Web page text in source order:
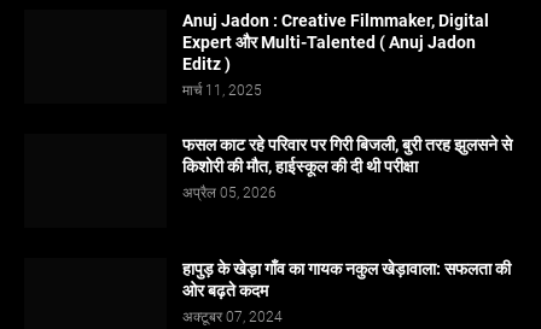
Anuj Jadon : Creative Filmmaker, Digital
Expert और Multi-Talented ( Anuj Jadon
Editz )
मार्च 11, 2025
फसल काट रहे परिवार पर गिरी बिजली, बुरी तरह झुलसने से
किशोरी की मौत, हाईस्कूल की दी थी परीक्षा
अप्रैल 05, 2026
हापुड़ के खेड़ा गाँव का गायक नकुल खेड़ावाला: सफलता की
ओर बढ़ते कदम
अक्टूबर 07, 2024